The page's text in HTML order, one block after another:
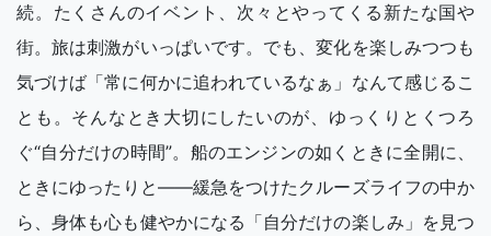
続。たくさんのイベント、次々とやってくる新たな国や
街。旅は刺激がいっぱいです。でも、変化を楽しみつつも
気づけば「常に何かに追われているなぁ」なんて感じるこ
とも。そんなとき大切にしたいのが、ゆっくりとくつろ
ぐ“自分だけの時間”。船のエンジンの如くときに全開に、
ときにゆったりと――緩急をつけたクルーズライフの中か
ら、身体も心も健やかになる「自分だけの楽しみ」を見つ